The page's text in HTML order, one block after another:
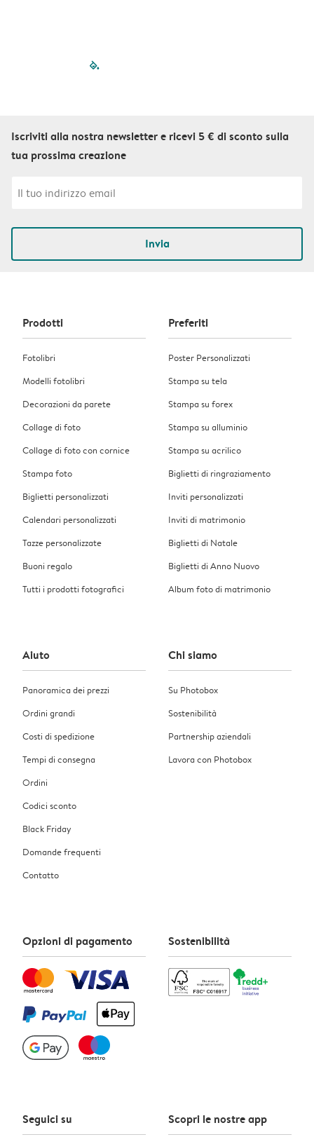
filled-pagination
Iscriviti alla nostra newsletter e ricevi 5 € di sconto sulla
tua prossima creazione
Invia
Prodotti
Fotolibri
Modelli fotolibri
Decorazioni da parete
Collage di foto
Collage di foto con cornice
Stampa foto
Biglietti personalizzati
Calendari personalizzati
Tazze personalizzate
Buoni regalo
Tutti i prodotti fotografici
Preferiti
Poster Personalizzati
Stampa su tela
Stampa su forex
Stampa su alluminio
Stampa su acrilico
Biglietti di ringraziamento
Inviti personalizzati
Inviti di matrimonio
Biglietti di Natale
Biglietti di Anno Nuovo
Album foto di matrimonio
Aiuto
Panoramica dei prezzi
Ordini grandi
Costi di spedizione
Tempi di consegna
Ordini
Codici sconto
Black Friday
Domande frequenti
Contatto
Chi siamo
Su Photobox
Sostenibilità
Partnership aziendali
Lavora con Photobox
Opzioni di pagamento Sostenibilità
Seguici su Scopri le nostre app